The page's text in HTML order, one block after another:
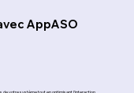
AppASO